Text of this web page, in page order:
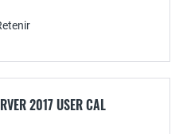
2017 USER CAL